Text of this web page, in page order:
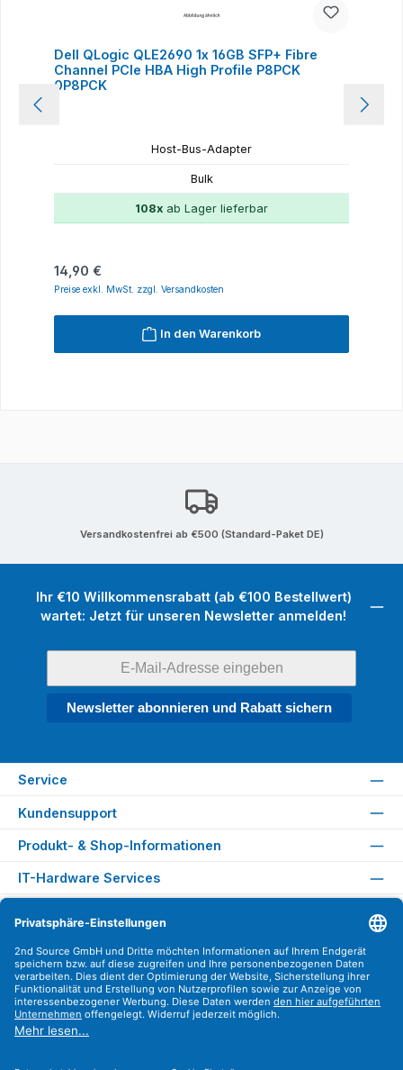
Dell QLogic QLE2690 1x 16GB SFP+ Fibre
Channel PCIe HBA High Profile P8PCK
0P8PCK
Host-Bus-Adapter
Bulk
108x ab Lager lieferbar
Regulärer Preis:
14,90 €
Preise exkl. MwSt. zzgl. Versandkosten
In den Warenkorb
Versandkostenfrei ab €500 (Standard-Paket DE)
Ihr €10 Willkommensrabatt (ab €100 Bestellwert)
wartet: Jetzt für unseren Newsletter anmelden!
Newsletter abonnieren und Rabatt sichern
Service
Kundensupport
Produkt- & Shop-Informationen
IT-Hardware Services
Versandarten
Zahlungsarten
Sicher Einkaufen
Find us on